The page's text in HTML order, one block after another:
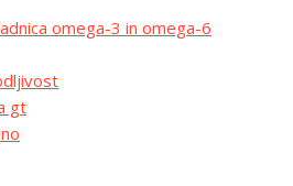
omega-3 in omega-6
gt